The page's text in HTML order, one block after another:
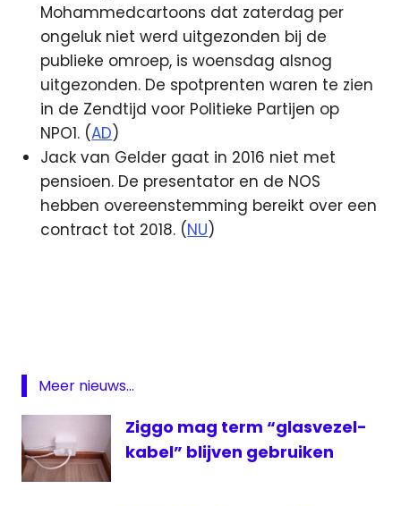
Mohammedcartoons dat zaterdag per
ongeluk niet werd uitgezonden bij de
publieke omroep, is woensdag alsnog
uitgezonden. De spotprenten waren te zien
in de Zendtijd voor Politieke Partijen op
NPO1. (AD)
Jack van Gelder gaat in 2016 niet met
pensioen. De presentator en de NOS
hebben overeenstemming bereikt over een
contract tot 2018. (NU)
Test
Gelder
KPN
Meer nieuws...
Ziggo mag term “glasvezel-
kabel” blijven gebruiken